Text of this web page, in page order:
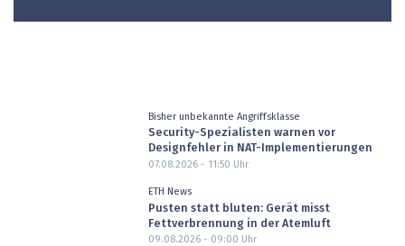
Bisher unbekannte Angriffsklasse
Security-Spezialisten warnen vor
Designfehler in NAT-Implementierungen
07.08.2026 - 11:50 Uhr
ETH News
Pusten statt bluten: Gerät misst
Fettverbrennung in der Atemluft
09.08.2026 - 09:00 Uhr